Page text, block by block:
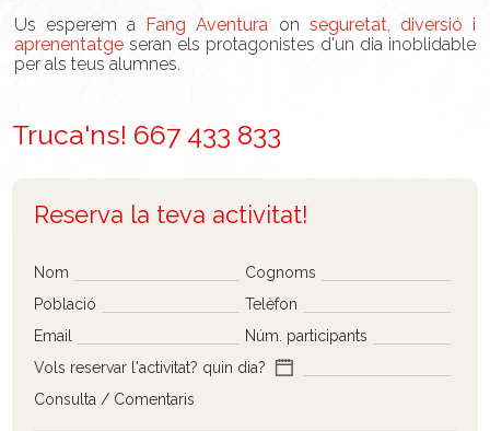
Us esperem a Fang Aventura on seguretat, diversió i
aprenentatge seran els protagonistes d'un dia inoblidable
per als teus alumnes.
Truca'ns! 667 433 833
Reserva la teva activitat!
Nom
Població
Email
Cognoms
Telèfon
Núm. participants
Vols reservar l'activitat? quin dia?
Consulta / Comentaris